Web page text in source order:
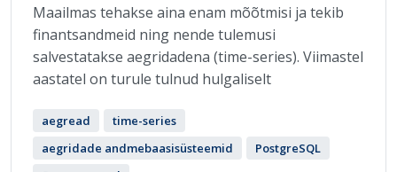
Maailmas tehakse aina enam mõõtmisi ja tekib
finantsandmeid ning nende tulemusi
salvestatakse aegridadena (time-series). Viimastel
aastatel on turule tulnud hulgaliselt
aegread
time-series
aegridade andmebaasisüsteemid
PostgreSQL